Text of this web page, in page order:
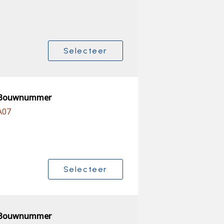
Selecteer
Selecteer